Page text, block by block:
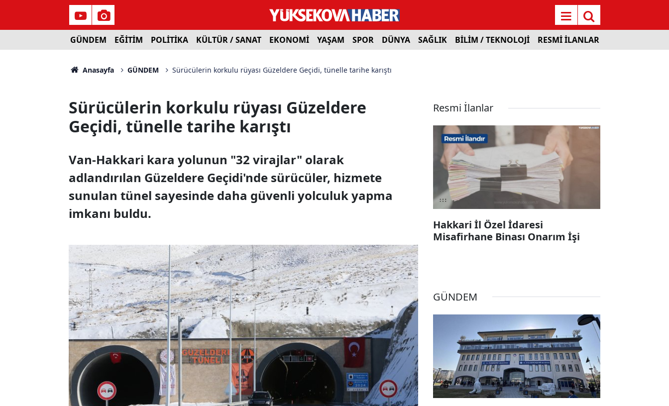
GÜNDEM EĞİTİM POLİTİKA KÜLTÜR / SANAT EKONOMİ YAŞAM SPOR DÜNYA SAĞLIK BİLİM / TEKNOLOJİ RESMİ İLANLAR
Anasayfa GÜNDEM Sürücülerin korkulu rüyası Güzeldere Geçidi, tünelle tarihe karıştı
Sürücülerin korkulu rüyası Güzeldere
Geçidi, tünelle tarihe karıştı
Van-Hakkari kara yolunun "32 virajlar" olarak
adlandırılan Güzeldere Geçidi'nde sürücüler, hizmete
sunulan tünel sayesinde daha güvenli yolculuk yapma
imkanı buldu.
Resmi İlanlar
Hakkari İl Özel İdaresi
Misafirhane Binası Onarım İşi
GÜNDEM